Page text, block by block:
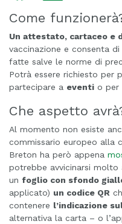
Come
Un attestato, cartaceo e
vaccinazione e consenta
fatte salve le norme di
Potrà essere richiesto per
partecipare a eventi o per
Che aspetto
Al momento non esiste
commissario europeo alla
Breton ha però appena
potrebbe avvicinarsi molto
un foglio con sfondo
applicato) un codice QR
contenere l’indicazione
alternativa la carta – o